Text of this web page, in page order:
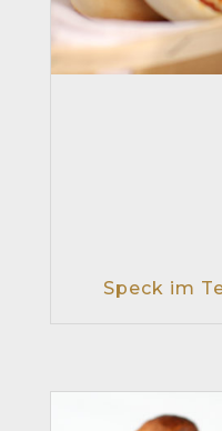
Speck im